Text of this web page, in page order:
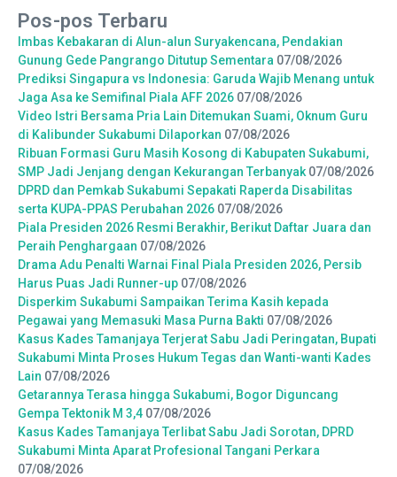
Pos-pos Terbaru
Imbas Kebakaran di Alun-alun Suryakencana, Pendakian
Gunung Gede Pangrango Ditutup Sementara 07/08/2026
Prediksi Singapura vs Indonesia: Garuda Wajib Menang untuk
Jaga Asa ke Semifinal Piala AFF 2026 07/08/2026
Video Istri Bersama Pria Lain Ditemukan Suami, Oknum Guru
di Kalibunder Sukabumi Dilaporkan 07/08/2026
Ribuan Formasi Guru Masih Kosong di Kabupaten Sukabumi,
SMP Jadi Jenjang dengan Kekurangan Terbanyak 07/08/2026
DPRD dan Pemkab Sukabumi Sepakati Raperda Disabilitas
serta KUPA-PPAS Perubahan 2026 07/08/2026
Piala Presiden 2026 Resmi Berakhir, Berikut Daftar Juara dan
Peraih Penghargaan 07/08/2026
Drama Adu Penalti Warnai Final Piala Presiden 2026, Persib
Harus Puas Jadi Runner-up 07/08/2026
Disperkim Sukabumi Sampaikan Terima Kasih kepada
Pegawai yang Memasuki Masa Purna Bakti 07/08/2026
Kasus Kades Tamanjaya Terjerat Sabu Jadi Peringatan, Bupati
Sukabumi Minta Proses Hukum Tegas dan Wanti-wanti Kades
Lain 07/08/2026
Getarannya Terasa hingga Sukabumi, Bogor Diguncang
Gempa Tektonik M 3,4 07/08/2026
Kasus Kades Tamanjaya Terlibat Sabu Jadi Sorotan, DPRD
Sukabumi Minta Aparat Profesional Tangani Perkara
07/08/2026